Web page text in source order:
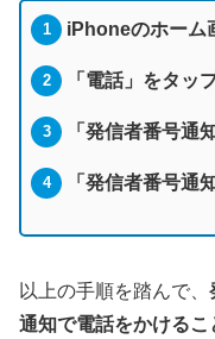
iPhoneのホーム
「電話」をタッ
「発信者番号通
「発信者番号通
以上の手順を踏んで、
通知で電話をかけるこ